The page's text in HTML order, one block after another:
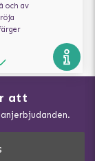
och av
att